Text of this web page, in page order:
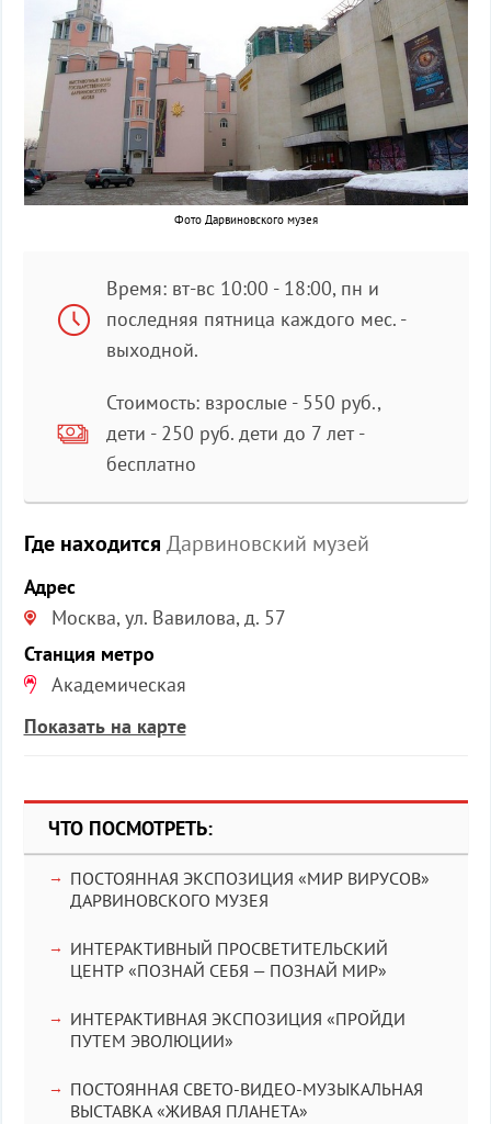
Фото Дарвиновского музея
Время: вт-вс 10:00 - 18:00, пн и
последняя пятница каждого мес. -
выходной.
Стоимость: взрослые - 550 руб.,
дети - 250 руб. дети до 7 лет -
бесплатно
Где находится Дарвиновский музей
Адрес
Москва, ул. Вавилова, д. 57
Станция метро
Академическая
Показать на карте
ЧТО ПОСМОТРЕТЬ:
ПОСТОЯННАЯ ЭКСПОЗИЦИЯ «МИР ВИРУСОВ»
ДАРВИНОВСКОГО МУЗЕЯ
ИНТЕРАКТИВНЫЙ ПРОСВЕТИТЕЛЬСКИЙ
ЦЕНТР «ПОЗНАЙ СЕБЯ — ПОЗНАЙ МИР»
ИНТЕРАКТИВНАЯ ЭКСПОЗИЦИЯ «ПРОЙДИ
ПУТЕМ ЭВОЛЮЦИИ»
ПОСТОЯННАЯ СВЕТО-ВИДЕО-МУЗЫКАЛЬНАЯ
ВЫСТАВКА «ЖИВАЯ ПЛАНЕТА»